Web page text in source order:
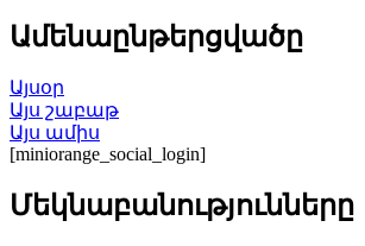
Ամենաընթերցվածը
Այսօր
Այս շաբաթ
Այս ամիս
[miniorange_social_login]
Մեկնաբանությունները